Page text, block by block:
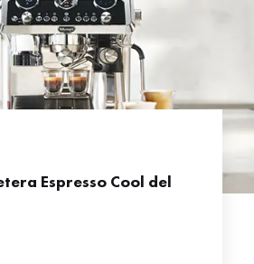
Espresso Cool del